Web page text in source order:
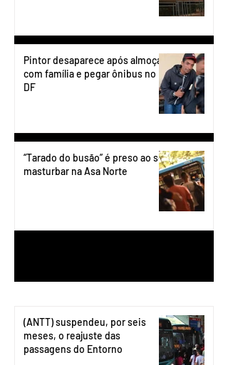
Pintor desaparece após almoçar
com família e pegar ônibus no
DF
“Tarado do busão” é preso ao se
masturbar na Asa Norte
(ANTT) suspendeu, por seis
meses, o reajuste das
passagens do Entorno